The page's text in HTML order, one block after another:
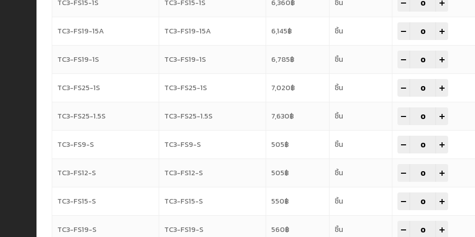
TC3-FS15-1S TC3-FS15-1S 6,360฿ ชิ้น
TC3-FS19-15A TC3-FS19-15A 6,145฿ ชิ้น
TC3-FS19-1S TC3-FS19-1S 6,785฿ ชิ้น
TC3-FS25-1S TC3-FS25-1S 7,020฿ ชิ้น
TC3-FS25-1.5S TC3-FS25-1.5S 7,630฿ ชิ้น
TC3-FS9-S TC3-FS9-S 505฿ ชิ้น
TC3-FS12-S TC3-FS12-S 505฿ ชิ้น
TC3-FS15-S TC3-FS15-S 550฿ ชิ้น
TC3-FS19-S TC3-FS19-S 560฿ ชิ้น